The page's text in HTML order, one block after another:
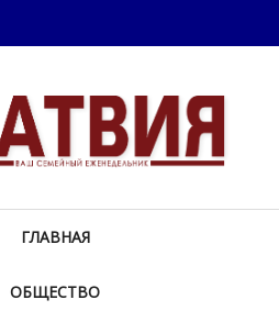
ГЛАВНАЯ
ОБЩЕСТВО